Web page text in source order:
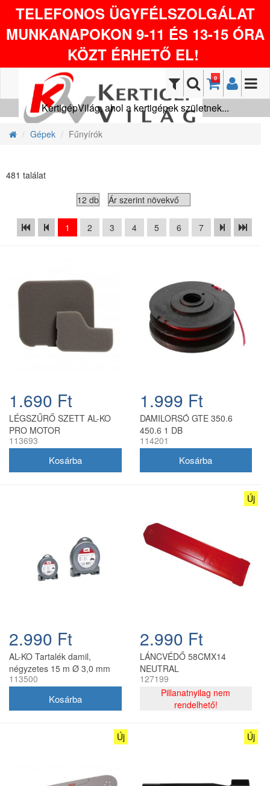
TELEFONOS ÜGYFÉLSZOLGÁLAT
MUNKANAPOKON 9-11 ÉS 13-15 ÓRA
KÖZT ÉRHETŐ EL!
0
KertigépVilág, ahol a kertigépek születnek...
Gépek Fűnyírók
481 találat
1 2 3 4 5 6 7
1.690 Ft
LÉGSZŰRŐ SZETT AL-KO
PRO MOTOR
113693
1.999 Ft
DAMILORSÓ GTE 350.6
450.6 1 DB
114201
2.990 Ft
AL-KO Tartalék damil,
négyzetes 15 m Ø 3,0 mm
113500
Új
2.990 Ft
LÁNCVÉDŐ 58CMX14
NEUTRAL
127199
Pillanatnyilag nem
rendelhető!
Új Új